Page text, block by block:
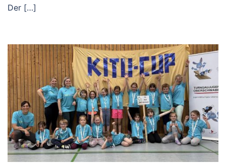
Der […]